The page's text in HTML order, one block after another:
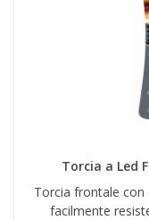
Torcia a Led
Torcia frontale con
facilmente